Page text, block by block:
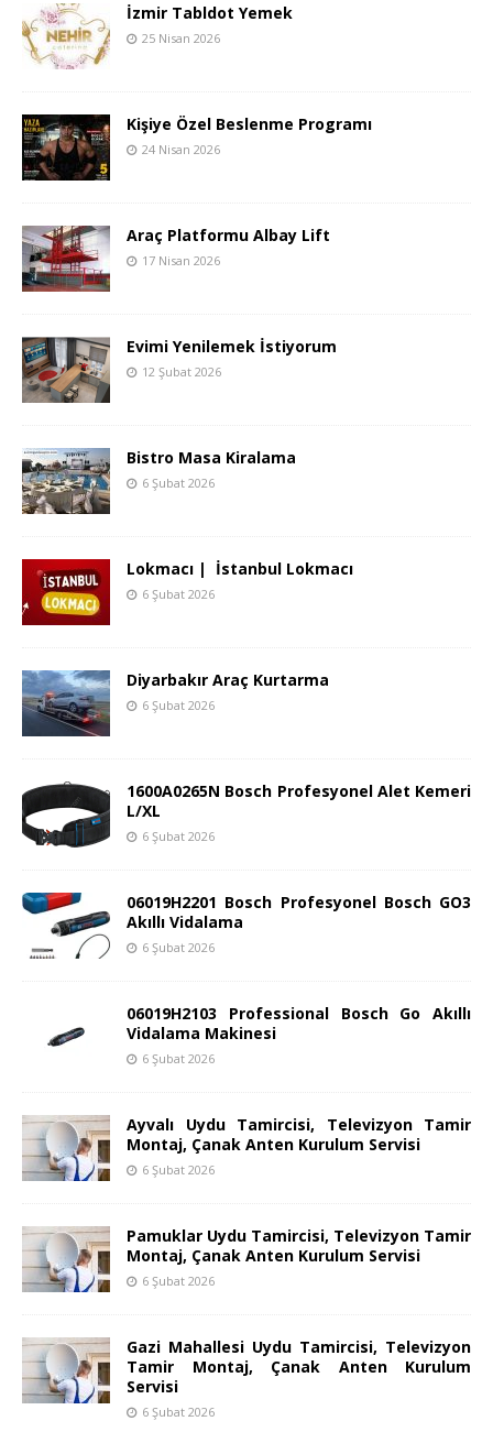
İzmir Tabldot Yemek
25 Nisan 2026
Kişiye Özel Beslenme Programı
24 Nisan 2026
Araç Platformu Albay Lift
17 Nisan 2026
Evimi Yenilemek İstiyorum
12 Şubat 2026
Bistro Masa Kiralama
6 Şubat 2026
Lokmacı | İstanbul Lokmacı
6 Şubat 2026
Diyarbakır Araç Kurtarma
6 Şubat 2026
1600A0265N Bosch Profesyonel Alet Kemeri
L/XL
6 Şubat 2026
06019H2201 Bosch Profesyonel Bosch GO3
Akıllı Vidalama
6 Şubat 2026
06019H2103 Professional Bosch Go Akıllı
Vidalama Makinesi
6 Şubat 2026
Ayvalı Uydu Tamircisi, Televizyon Tamir
Montaj, Çanak Anten Kurulum Servisi
6 Şubat 2026
Pamuklar Uydu Tamircisi, Televizyon Tamir
Montaj, Çanak Anten Kurulum Servisi
6 Şubat 2026
Gazi Mahallesi Uydu Tamircisi, Televizyon
Tamir Montaj, Çanak Anten Kurulum
Servisi
6 Şubat 2026